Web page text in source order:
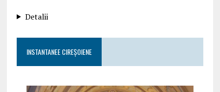
Detalii
INSTANTANEE CIREȘOIENE